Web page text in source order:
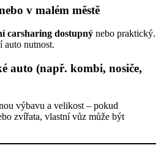
v malém městě
carsharing dostupný nebo praktický.
auto nutnost.
auto (např. kombi, nosiče,
výbavu a velikost – pokud
zvířata, vlastní vůz může být